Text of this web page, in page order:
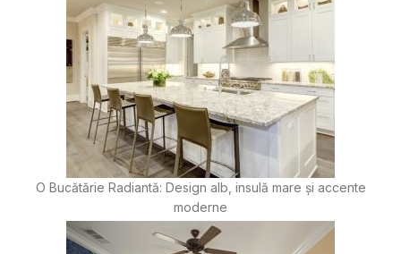
O Bucătărie Radiantă: Design alb, insulă mare și accente
moderne